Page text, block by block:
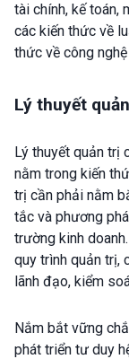
tài chính, kế toán,
các kiến thức về
thức về công
Lý thuyết
Lý thuyết quản trị
nằm trong kiến
trị cần phải nằm
tắc và phương
trường kinh
quy trình quản trị,
lãnh đạo, kiểm
Nắm bắt vững
phát triển tư duy